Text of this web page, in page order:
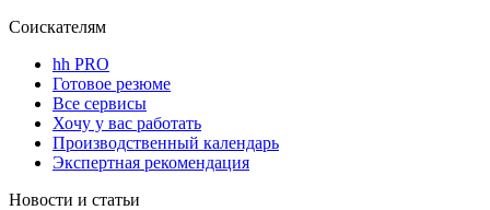
Соискателям
hh PRO
Готовое резюме
Все сервисы
Хочу у вас работать
Производственный календарь
Экспертная рекомендация
Новости и статьи